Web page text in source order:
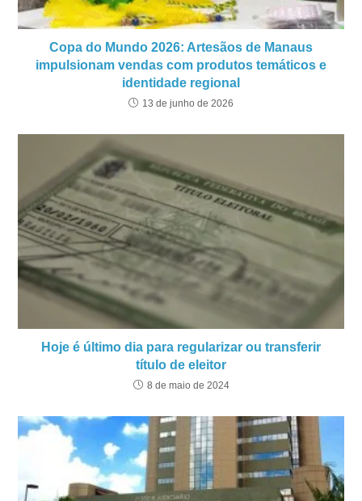
Copa do Mundo 2026: Artesãos de Manaus
impulsionam vendas com produtos temáticos e
identidade regional
13 de junho de 2026
Hoje é último dia para regularizar ou transferir
título de eleitor
8 de maio de 2024